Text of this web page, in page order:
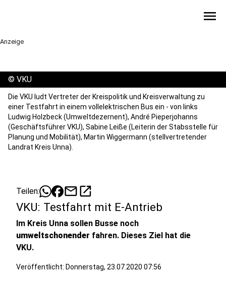
menu
Anzeige
© VKU
Die VKU ludt Vertreter der Kreispolitik und Kreisverwaltung zu
einer Testfahrt in einem vollelektrischen Bus ein - von links
Ludwig Holzbeck (Umweltdezernent), André Pieperjohanns
(Geschäftsführer VKU), Sabine Leiße (Leiterin der Stabsstelle für
Planung und Mobilität), Martin Wiggermann (stellvertretender
Landrat Kreis Unna).
Teilen: mailopen_in_new
VKU: Testfahrt mit E-Antrieb
Im Kreis Unna sollen Busse noch
umweltschonender fahren. Dieses Ziel hat die
VKU.
Veröffentlicht: Donnerstag, 23.07.2020 07:56